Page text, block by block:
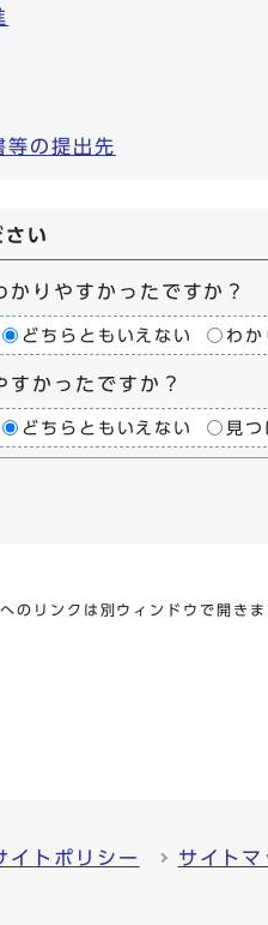
等の提出先
い
かりやすかったですか？
どちらともいえない わか
すかったですか？
どちらともいえない 見つ
のリンクは別ウィンドウで開きま
イトポリシー サイトマ